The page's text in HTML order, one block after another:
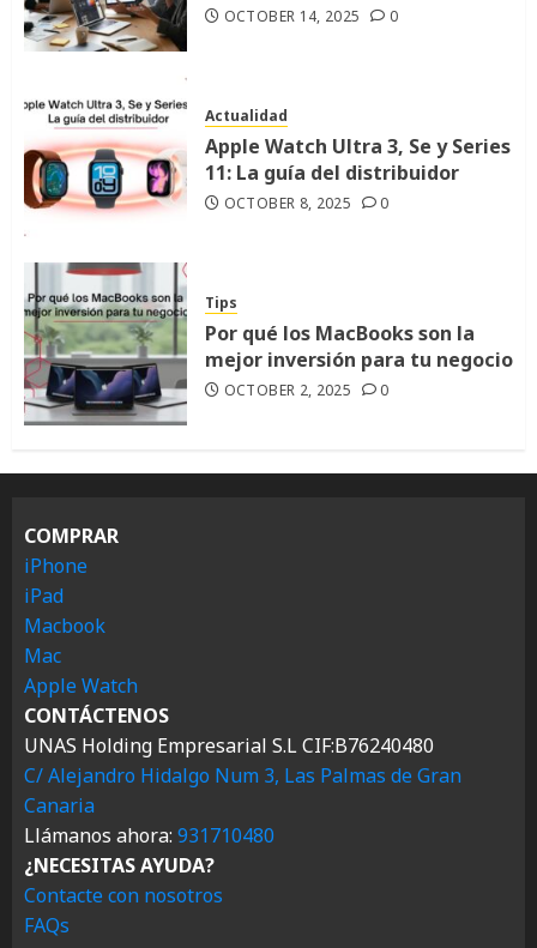
OCTOBER 14, 2025 0
Actualidad
Apple Watch Ultra 3, Se y Series
11: La guía del distribuidor
OCTOBER 8, 2025 0
Tips
Por qué los MacBooks son la
mejor inversión para tu negocio
OCTOBER 2, 2025 0
COMPRAR
iPhone
iPad
Macbook
Mac
Apple Watch
CONTÁCTENOS
UNAS Holding Empresarial S.L CIF:B76240480
C/ Alejandro Hidalgo Num 3, Las Palmas de Gran
Canaria
Llámanos ahora: 931710480
¿NECESITAS AYUDA?
Contacte con nosotros
FAQs